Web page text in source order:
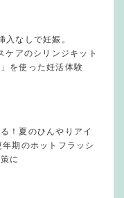
入なしで妊娠。
ケアのシリンジキット
」を使った妊活体験
！夏のひんやりアイ
期のホットフラッシ
に